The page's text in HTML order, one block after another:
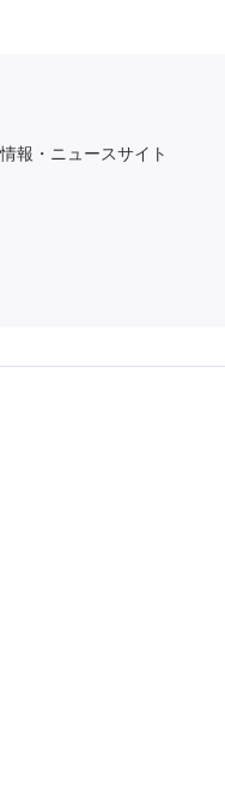
報・ニュースサイト